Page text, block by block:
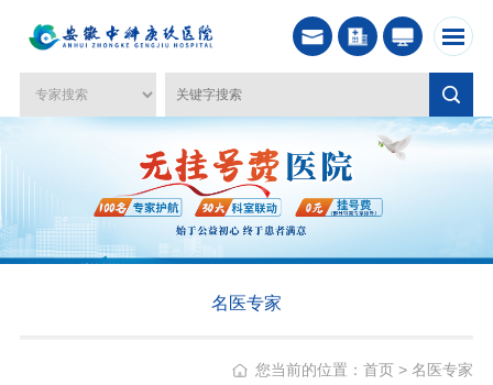
名医专家
您当前的位置：首页 >名医专家